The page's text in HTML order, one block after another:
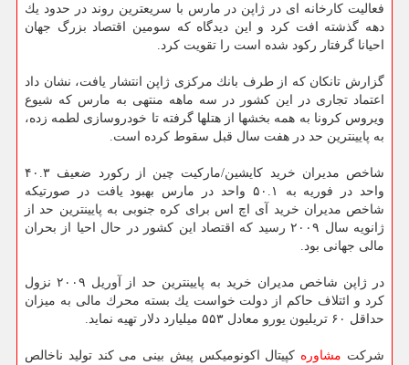
فعالیت كارخانه ای در ژاپن در مارس با سریعترین روند در حدود یك
دهه گذشته افت كرد و این دیدگاه كه سومین اقتصاد بزرگ جهان
احیانا گرفتار ركود شده است را تقویت كرد.
گزارش تانكان كه از طرف بانك مركزی ژاپن انتشار یافت، نشان داد
اعتماد تجاری در این كشور در سه ماهه منتهی به مارس كه شیوع
ویروس كرونا به همه بخشها از هتلها گرفته تا خودروسازی لطمه زده،
به پایینترین حد در هفت سال قبل سقوط كرده است.
شاخص مدیران خرید كایشین/ماركیت چین از ركورد ضعیف ۴۰.۳
واحد در فوریه به ۵۰.۱ واحد در مارس بهبود یافت در صورتیكه
شاخص مدیران خرید آی اچ اس برای كره جنوبی به پایینترین حد از
ژانویه سال ۲۰۰۹ رسید كه اقتصاد این كشور در حال احیا از بحران
مالی جهانی بود.
در ژاپن شاخص مدیران خرید به پایینترین حد از آوریل ۲۰۰۹ نزول
كرد و ائتلاف حاكم از دولت خواست یك بسته محرك مالی به میزان
حداقل ۶۰ تریلیون یورو معادل ۵۵۳ میلیارد دلار تهیه نماید.
شركت مشاوره كپیتال اكونومیكس پیش بینی می كند تولید ناخالص